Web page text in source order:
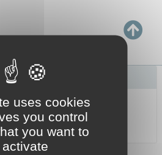
uses cookies
you control
you want to
activate